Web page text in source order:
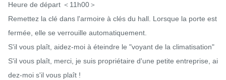
Heure de départ ＜11h00＞
Remettez la clé dans l'armoire à clés du hall. Lorsque la porte est
fermée, elle se verrouille automatiquement.
S'il vous plaît, aidez-moi à éteindre le "voyant de la climatisation"
S'il vous plaît, merci, je suis propriétaire d'une petite entreprise, ai
dez-moi s'il vous plaît !